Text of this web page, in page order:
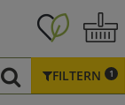
FILTERN 1